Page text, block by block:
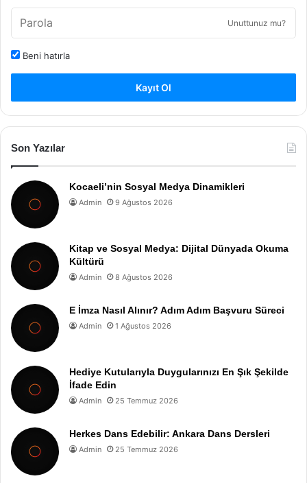
Unuttunuz mu?
Beni hatırla
Kayıt Ol
Son Yazılar
Kocaeli’nin Sosyal Medya Dinamikleri
Admin 9 Ağustos 2026
Kitap ve Sosyal Medya: Dijital Dünyada Okuma
Kültürü
Admin 8 Ağustos 2026
E İmza Nasıl Alınır? Adım Adım Başvuru Süreci
Admin 1 Ağustos 2026
Hediye Kutularıyla Duygularınızı En Şık Şekilde
İfade Edin
Admin 25 Temmuz 2026
Herkes Dans Edebilir: Ankara Dans Dersleri
Admin 25 Temmuz 2026